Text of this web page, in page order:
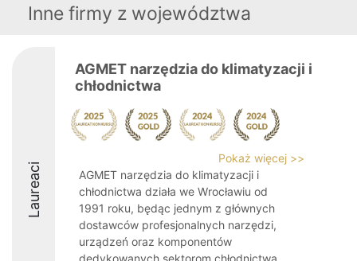
Inne firmy z województwa
Laureaci
AGMET narzędzia do klimatyzacji i
chłodnictwa
Pokaż więcej >>
AGMET narzędzia do klimatyzacji i
chłodnictwa działa we Wrocławiu od
1991 roku, będąc jednym z głównych
dostawców profesjonalnych narzędzi,
urządzeń oraz komponentów
dedykowanych sektorom chłodnictwa,